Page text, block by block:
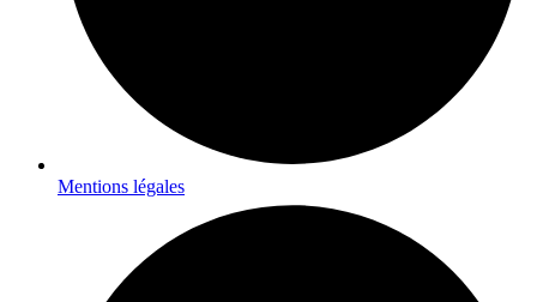
Mentions légales